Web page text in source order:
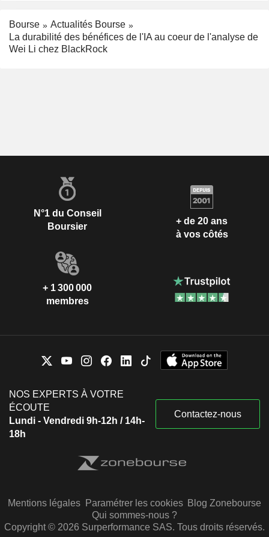
Bourse
Actualités Bourse
La durabilité des bénéfices de l'IA au coeur de l'analyse de
Wei Li chez BlackRock
N°1 du Conseil
Boursier
+ de 20 ans
à vos côtés
+ 1 300 000
membres
NOS EXPERTS À VOTRE
ÉCOUTE
Lundi - Vendredi 9h-12h / 14h-
18h
Contactez-nous
Mentions légales Paramétrer les cookies Blog Zonebourse
Qui sommes-nous ?
Copyright © 2026 Surperformance SAS. Tous droits réservés.